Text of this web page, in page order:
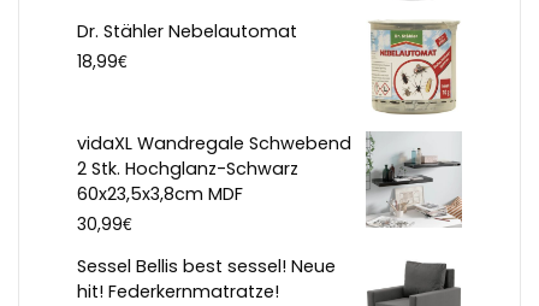
Dr. Stähler Nebelautomat
18,99€
vidaXL Wandregale Schwebend
2 Stk. Hochglanz-Schwarz
60x23,5x3,8cm MDF
30,99€
Sessel Bellis best sessel! Neue
hit! Federkernmatratze!